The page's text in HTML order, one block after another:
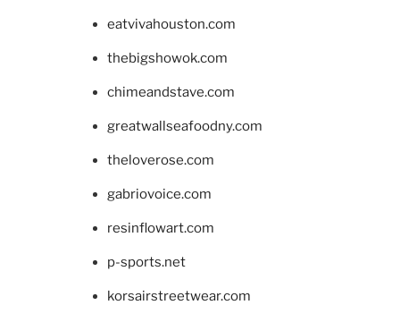
eatvivahouston.com
thebigshowok.com
chimeandstave.com
greatwallseafoodny.com
theloverose.com
gabriovoice.com
resinflowart.com
p-sports.net
korsairstreetwear.com